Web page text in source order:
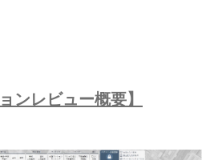
ンレビュー概要】